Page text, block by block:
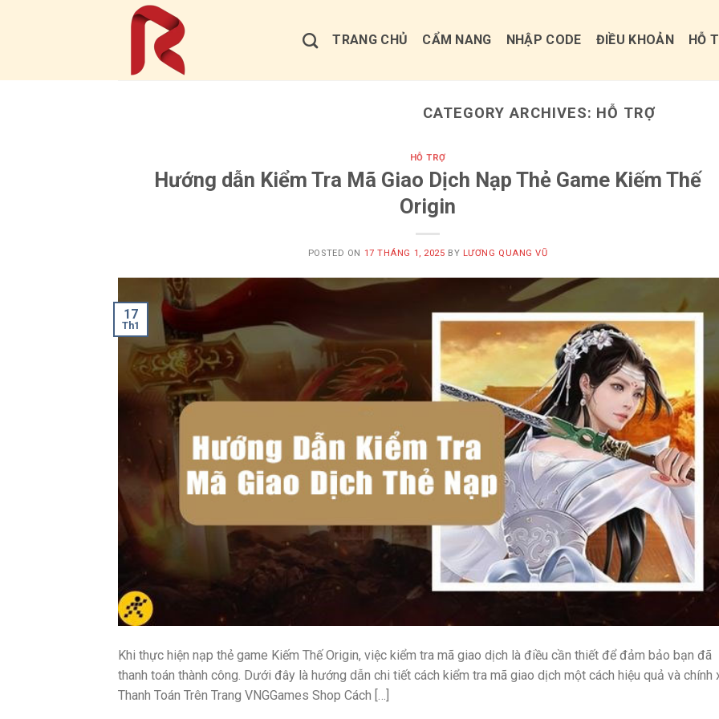
TRANG CHỦ CẨM NANG NHẬP CODE ĐIỀU KHOẢN HỖ
CATEGORY ARCHIVES: HỖ TRỢ
HỖ TRỢ
Hướng dẫn Kiểm Tra Mã Giao Dịch Nạp Thẻ Game Kiếm Thế
Origin
POSTED ON 17 THÁNG 1, 2025 BY LƯƠNG QUANG VŨ
17
Th1
Khi thực hiện nạp thẻ game Kiếm Thế Origin, việc kiểm tra mã giao dịch là điều cần thiết để đảm bảo bạn đã
thanh toán thành công. Dưới đây là hướng dẫn chi tiết cách kiểm tra mã giao dịch một cách hiệu quả và chính
Thanh Toán Trên Trang VNGGames Shop Cách […]